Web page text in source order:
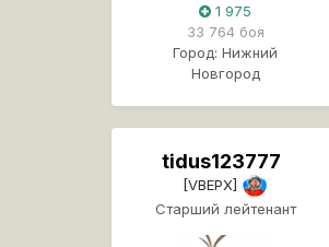
1 975
33 764 боя
Город: Нижний
Новгород
tidus123777
[VBEPX]
Старший лейтенант